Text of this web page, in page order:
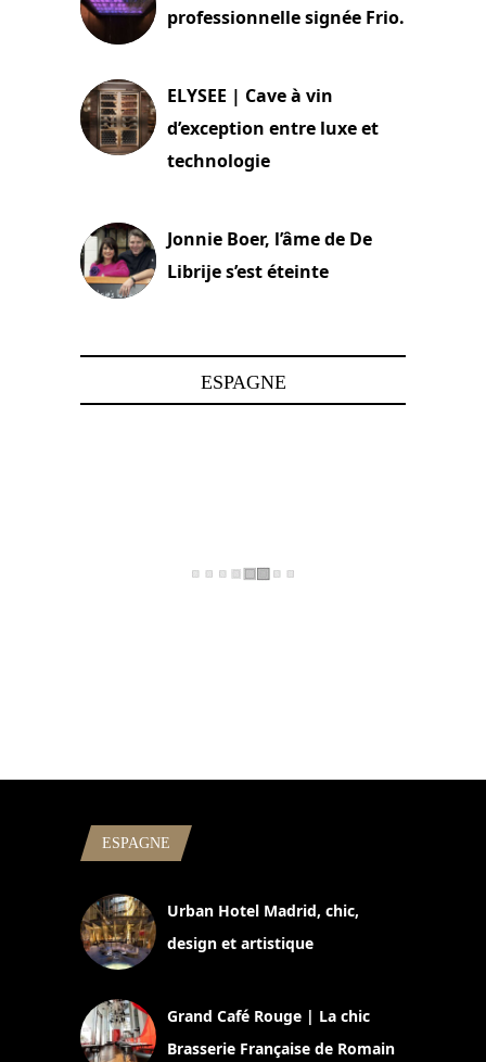
professionnelle signée Frio.
ELYSEE | Cave à vin
d’exception entre luxe et
technologie
Jonnie Boer, l’âme de De
Librije s’est éteinte
ESPAGNE
ESPAGNE
Urban Hotel Madrid, chic,
design et artistique
Grand Café Rouge | La chic
Brasserie Française de Romain